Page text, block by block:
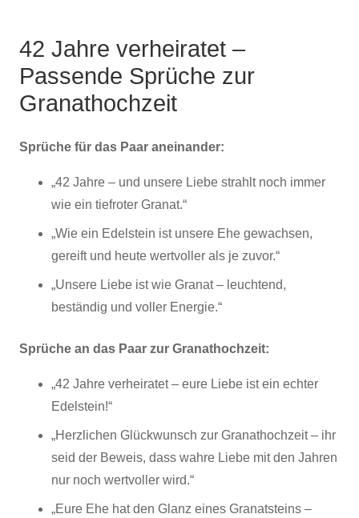
42 Jahre verheiratet –
Passende Sprüche zur
Granathochzeit
Sprüche für das Paar aneinander:
„42 Jahre – und unsere Liebe strahlt noch immer
wie ein tiefroter Granat.“
„Wie ein Edelstein ist unsere Ehe gewachsen,
gereift und heute wertvoller als je zuvor.“
„Unsere Liebe ist wie Granat – leuchtend,
beständig und voller Energie.“
Sprüche an das Paar zur Granathochzeit:
„42 Jahre verheiratet – eure Liebe ist ein echter
Edelstein!“
„Herzlichen Glückwunsch zur Granathochzeit – ihr
seid der Beweis, dass wahre Liebe mit den Jahren
nur noch wertvoller wird.“
„Eure Ehe hat den Glanz eines Granatsteins –